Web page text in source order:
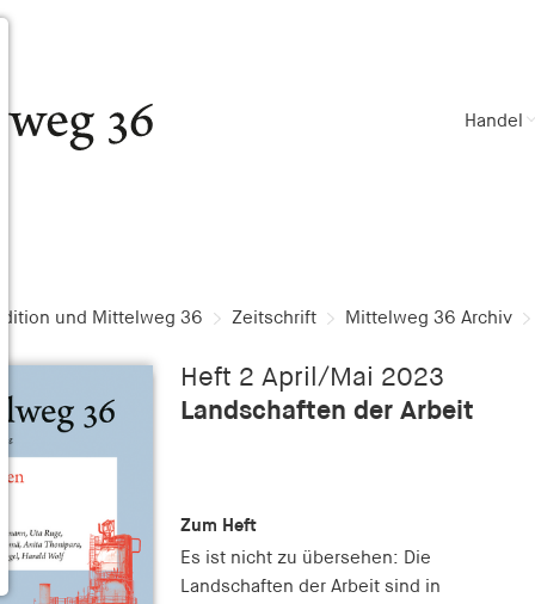
Handel
und Mittelweg 36 Zeitschrift Mittelweg 36 Archiv
Heft 2 April/Mai 2023
Landschaften der Arbeit
Zum Heft
Es ist nicht zu übersehen: Die
Landschaften der Arbeit sind in